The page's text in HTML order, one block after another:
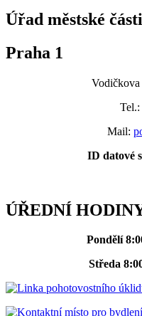
Úřad městské části
Praha 1
Vodičkova
Tel.:
Mail:
ID datové
ÚŘEDNÍ
Pondělí
Středa